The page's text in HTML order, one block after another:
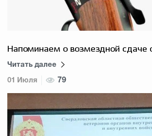
Напоминаем о возмездной сдаче
Читать далее
01 Июля 79